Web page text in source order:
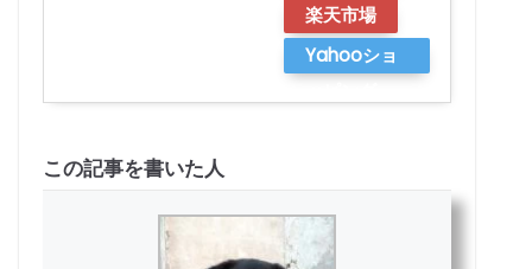
楽天市場
Yahooショ
この記事を書いた人